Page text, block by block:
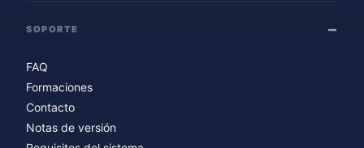
SOPORTE
FAQ
Formaciones
Contacto
Notas de versión